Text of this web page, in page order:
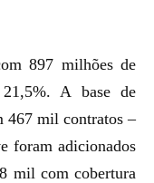
897 milhões de
A base de
467 mil contratos –
foram adicionados
mil com cobertura